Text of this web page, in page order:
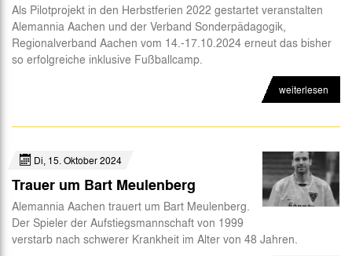
Als Pilotprojekt in den Herbstferien 2022 gestartet veranstalten
Alemannia Aachen und der Verband Sonderpädagogik,
Regionalverband Aachen vom 14.-17.10.2024 erneut das bisher
so erfolgreiche inklusive Fußballcamp.
weiterlesen
Di, 15. Oktober 2024
Trauer um Bart Meulenberg
Alemannia Aachen trauert um Bart Meulenberg.
Der Spieler der Aufstiegsmannschaft von 1999
verstarb nach schwerer Krankheit im Alter von 48 Jahren.